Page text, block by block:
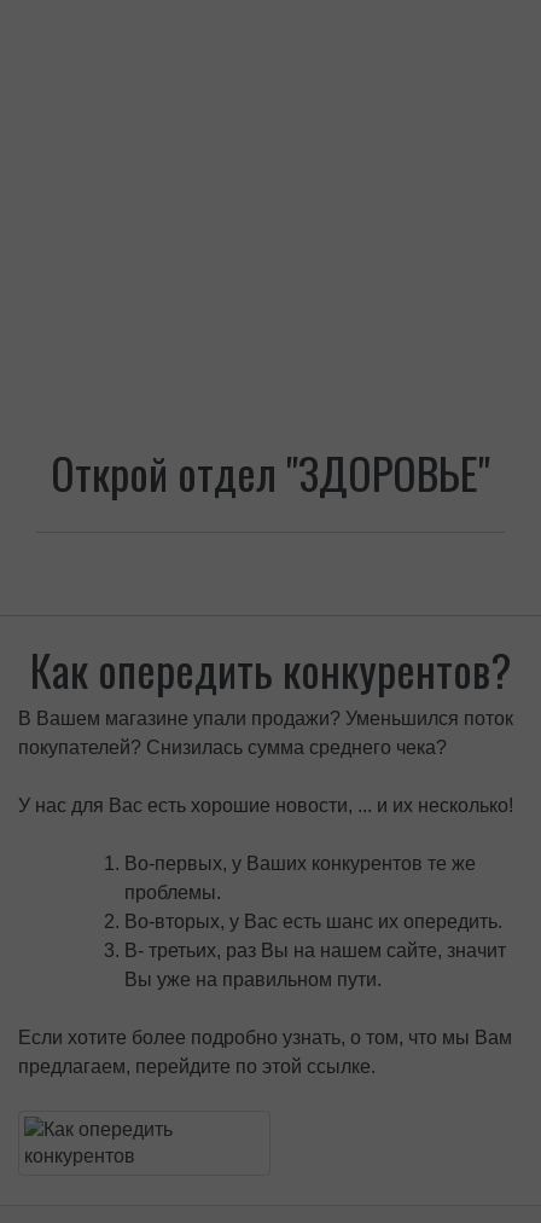
Открой отдел "ЗДОРОВЬЕ"
Как опередить конкурентов?
В Вашем магазине упали продажи? Уменьшился поток
покупателей? Снизилась сумма среднего чека?
У нас для Вас есть хорошие новости, ... и их несколько!
Во-первых, у Ваших конкурентов те же
проблемы.
Во-вторых, у Вас есть шанс их опередить.
В- третьих, раз Вы на нашем сайте, значит
Вы уже на правильном пути.
Если хотите более подробно узнать, о том, что мы Вам
предлагаем, перейдите по этой ссылке.